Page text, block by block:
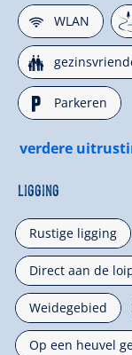
🜉WLAN
🍺
🐈Parkeren
verdere
Ligging
Rustige ligging
Direct aan de
Weidegebied
Op een heuvel